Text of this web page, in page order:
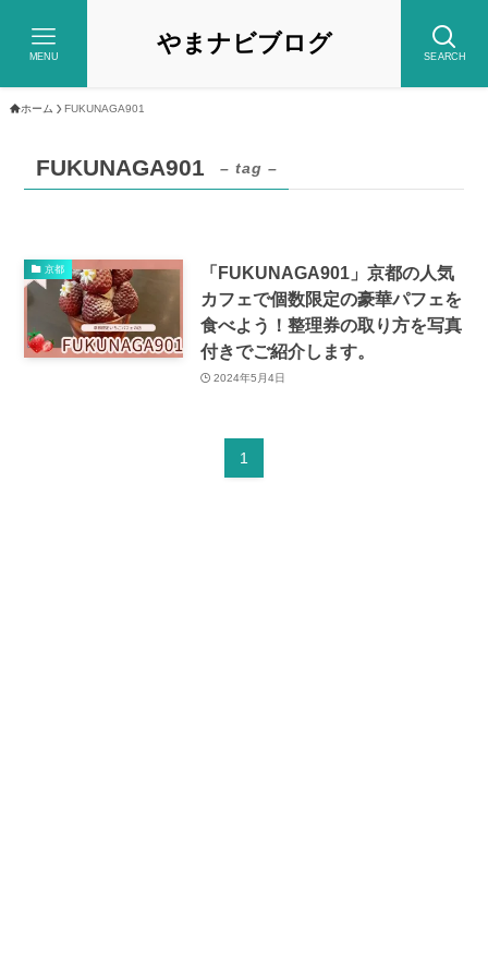
やまナビブログ SEARCH
MENU
ホーム FUKUNAGA901
FUKUNAGA901 – tag –
京都
「FUKUNAGA901」京都の人気
カフェで個数限定の豪華パフェを
食べよう！整理券の取り方を写真
付きでご紹介します。
2024年5月4日
1